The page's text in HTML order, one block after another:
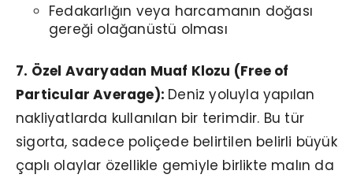
Fedakarlığın veya harcamanın doğası
gereği olağanüstü olması
7. Özel Avaryadan Muaf Klozu (Free of
Particular Average): Deniz yoluyla yapılan
nakliyatlarda kullanılan bir terimdir. Bu tür
sigorta, sadece poliçede belirtilen belirli büyük
çaplı olaylar özellikle gemiyle birlikte malın da